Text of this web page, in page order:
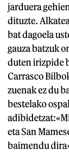
jarduera
dituzte.
bat dagoela
gauza batzuk
duten irizpide
Carrasco
zuenak ez du
bestelako
eta San
baimendu